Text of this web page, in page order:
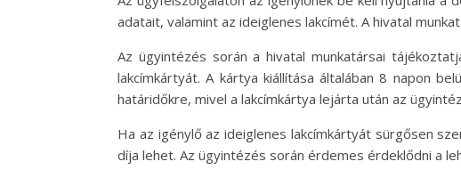
adatait, valamint az ideiglenes lakcímét. A hivatal
Az ügyintézés során a hivatal munkatársai
lakcímkártyát. A kártya kiállítása általában 8 napon
határidőkre, mivel a lakcímkártya lejárta után az
Ha az igénylő az ideiglenes lakcímkártyát sürgősen
díja lehet. Az ügyintézés során érdemes érdeklődni a